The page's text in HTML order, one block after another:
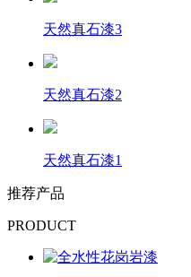
天然真石漆3
天然真石漆2
天然真石漆1
推荐产品
PRODUCT